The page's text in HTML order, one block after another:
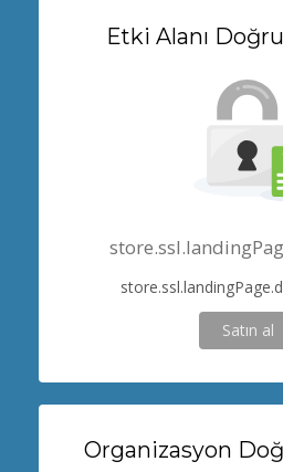
Etki Alanı
Satın al
Organizasyon